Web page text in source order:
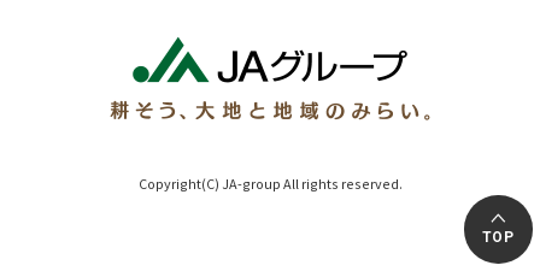
Copyright(C) JA-group All rights reserved.
TOP